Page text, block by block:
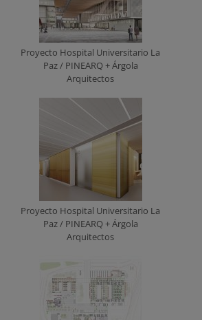
Proyecto Hospital Universitario La
Paz / PINEARQ + Árgola
Arquitectos
Proyecto Hospital Universitario La
Paz / PINEARQ + Árgola
Arquitectos